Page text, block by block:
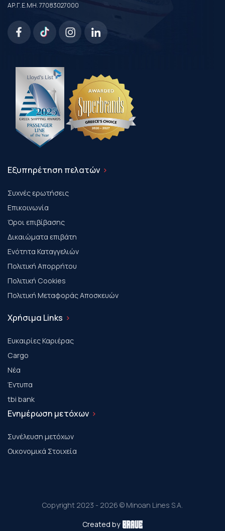
ΑΡ.Γ.Ε.ΜΗ. 77083027000
Εξυπηρέτηση πελατών
Συχνές ερωτήσεις
Επικοινωνία
Όροι επιβίβασης
Δικαιώματα επιβάτη
Ενότητα Καταγγελιών
Πολιτική Απορρήτου
Πολιτική Cookies
Πολιτική Μεταφοράς Αποσκευών
Χρήσιμα Links
Ευκαιρίες Καριέρας
Cargo
Νέα
Έντυπα
tbi bank
Ενημέρωση μετόχων
Συνέλευση μετόχων
Οικονομικά Στοιχεία
Copyright 2023 - 2026 © Minoan Lines S.A.
Created by